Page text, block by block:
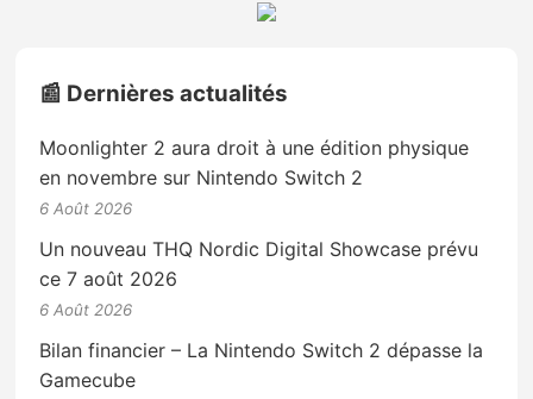
📰 Dernières actualités
Moonlighter 2 aura droit à une édition physique
en novembre sur Nintendo Switch 2
6 Août 2026
Un nouveau THQ Nordic Digital Showcase prévu
ce 7 août 2026
6 Août 2026
Bilan financier – La Nintendo Switch 2 dépasse la
Gamecube